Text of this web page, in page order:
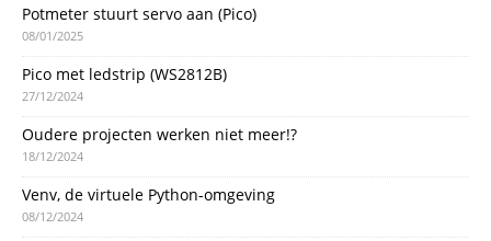
Potmeter stuurt servo aan (Pico)
08/01/2025
Pico met ledstrip (WS2812B)
27/12/2024
Oudere projecten werken niet meer!?
18/12/2024
Venv, de virtuele Python-omgeving
08/12/2024